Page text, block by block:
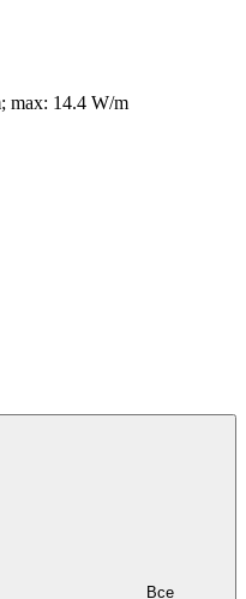
max: 14.4 W/m